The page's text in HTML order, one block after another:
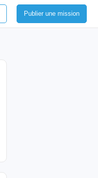
Publier une mission